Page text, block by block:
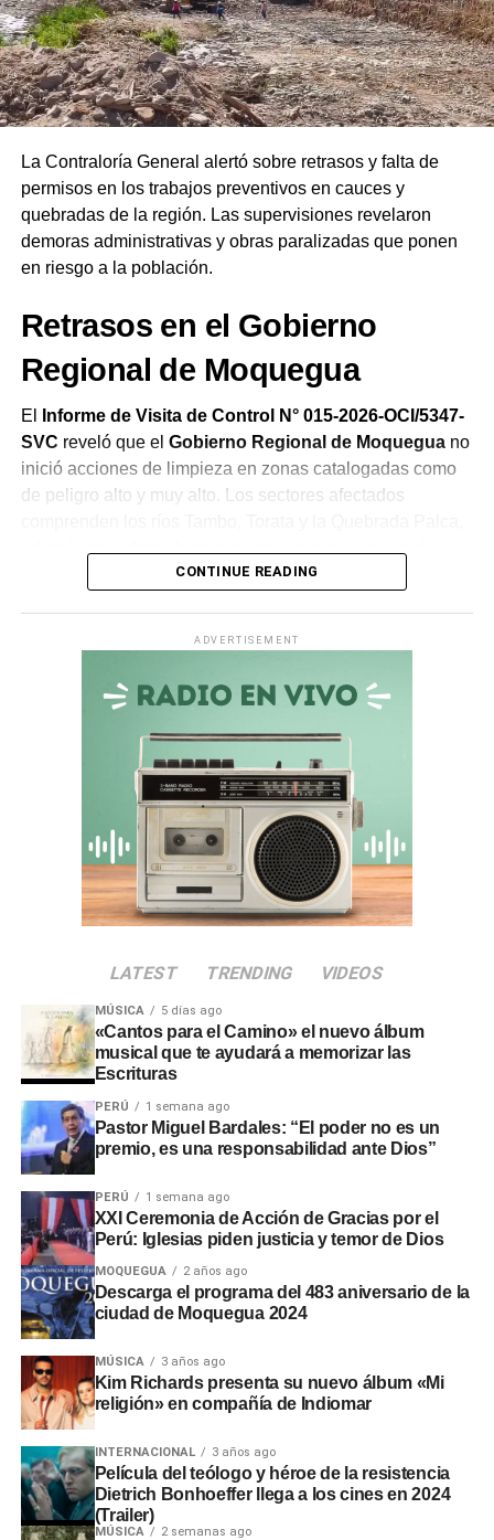
Ejecutivo, el líder instó a la ciudadanía a interceder por
las autoridades salientes y entrantes. Finalmente,
remarcó que las Asambleas de Dios del Perú celebran su
19.ª Confraternidad Regional en Ilo reafirmando el
compromiso de la iglesia de orar constantemente por el
bienestar del país.
La Contraloría General alertó sobre retrasos y falta de
permisos en los trabajos preventivos en cauces y
quebradas de la región. Las supervisiones revelaron
demoras administrativas y obras paralizadas que ponen
en riesgo a la población.
Retrasos en el Gobierno
Regional de Moquegua
El
Informe de Visita de Control N° 015-2026-OCI/5347-
SVC reveló que el Gobierno Regional de Moqueguano
inició acciones de limpieza en zonas catalogadas como
de peligro alto y muy alto. Los sectores afectados
descolmatación adjudicado porS/ 70 000quedó
la nulidad del servicio debido a incompatibilidades en los
términos de referencia, dejando vulnerable a la zona.
Irregularidades en la
Municipalidad Distrital de San
Antonio
Informe de Visita de Control N° 017-2026-OCI/0446-
no aprobó el presupuesto para las
intervenciones en los sectores de Chamos del Pino y La
Rinconada, a pesar de disponer de recursos económicos
institucionales.
Adicionalmente, en el sector
laboró sin la autorización de laAutoridad Administrativa
del Agua. En Santo Domingo y El Conde, las labores
ingenieros residentes o inspectores.
Consecuencias y
recomendaciones ante El Niño
Las situaciones adversas detectadas comprometen la
seguridad ante posibles inundaciones. Por ello, la
entidad fiscalizadora recomendó a las autoridades
locales y regionales adoptar medidas urgentes para
proteger viviendas, familias y zonas de cultivo.
CONTINUE READING
ADVERTISEMENT
LATEST TRENDING VIDEOS
MÚSICA 5 días ago
«Cantos para el Camino» el nuevo álbum
musical que te ayudará a memorizar las
Escrituras
PERÚ 1 semana ago
Pastor Miguel Bardales: “El poder no es un
premio, es una responsabilidad ante Dios”
PERÚ 1 semana ago
XXI Ceremonia de Acción de Gracias por el
Perú: Iglesias piden justicia y temor de Dios
MOQUEGUA 2 años ago
Descarga el programa del 483 aniversario de la
ciudad de Moquegua 2024
MÚSICA 3 años ago
Kim Richards presenta su nuevo álbum «Mi
religión» en compañía de Indiomar
INTERNACIONAL 3 años ago
Película del teólogo y héroe de la resistencia
Dietrich Bonhoeffer llega a los cines en 2024
(Trailer)
MÚSICA 2 semanas ago